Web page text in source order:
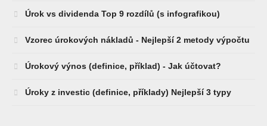
Úrok vs dividenda Top 9 rozdílů (s infografikou)
Vzorec úrokových nákladů - Nejlepší 2 metody výpočtu
Úrokový výnos (definice, příklad) - Jak účtovat?
Úroky z investic (definice, příklady) Nejlepší 3 typy